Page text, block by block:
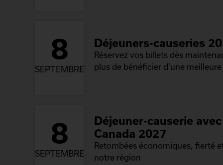
8
SEPTEMBRE
Déjeuners-causeries
Réservez vos billets dès
plus de bénéficier d’une
8
SEPTEMBRE
Déjeuner-causerie
Canada 2027
Retombées économiques, fierté
notre région